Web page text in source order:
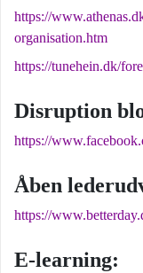
https://
organisation.htm
https://tunehein.dk/
Disruption
https://
Åben
https://
E-learning: